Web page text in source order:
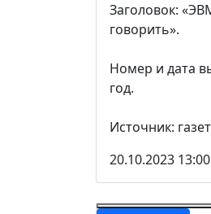
Заголовок:
говорить».
Номер и дата
год.
Источник:
20.10.2023